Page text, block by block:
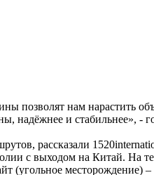
позволят нам нарастить
надёжнее и стабильнее»,
рассказали
с выходом на Китай. На
(угольное месторождение)